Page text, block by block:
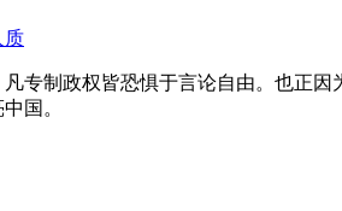
质
专制政权皆恐惧于言论自由。也正
国。